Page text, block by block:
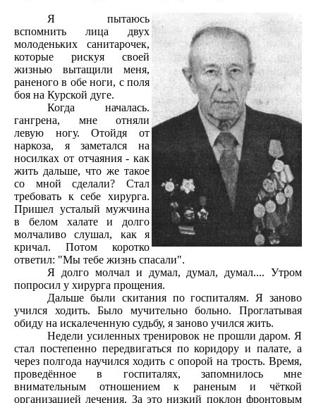
Я пытаюсь
вспомнить лица двух
молоденьких санитарочек,
которые рискуя своей
жизнью вытащили меня,
раненого в обе ноги, с поля
боя на Курской дуге.
Когда началась.
гангрена, мне отняли
левую ногу. Отойдя от
наркоза, я заметался на
носилках от отчаяния - как
жить дальше, что же такое
со мной сделали? Стал
требовать к себе хирурга.
Пришел усталый мужчина
в белом халате и долго
молчаливо слушал, как я
кричал. Потом коротко
ответил: "Мы тебе жизнь спасали".
Я долго молчал и думал, думал, думал.... Утром
попросил у хирурга прощения.
Дальше были скитания по госпиталям. Я заново
учился ходить. Было мучительно больно. Проглатывая
обиду на искалеченную судьбу, я заново учился жить.
Недели усиленных тренировок не прошли даром. Я
стал постепенно передвигаться по коридору и палате, а
через полгода научился ходить с опорой на трость. Время,
проведённое в госпиталях, запомнилось мне
внимательным отношением к раненым и чёткой
организацией лечения. За это низкий поклон фронтовым